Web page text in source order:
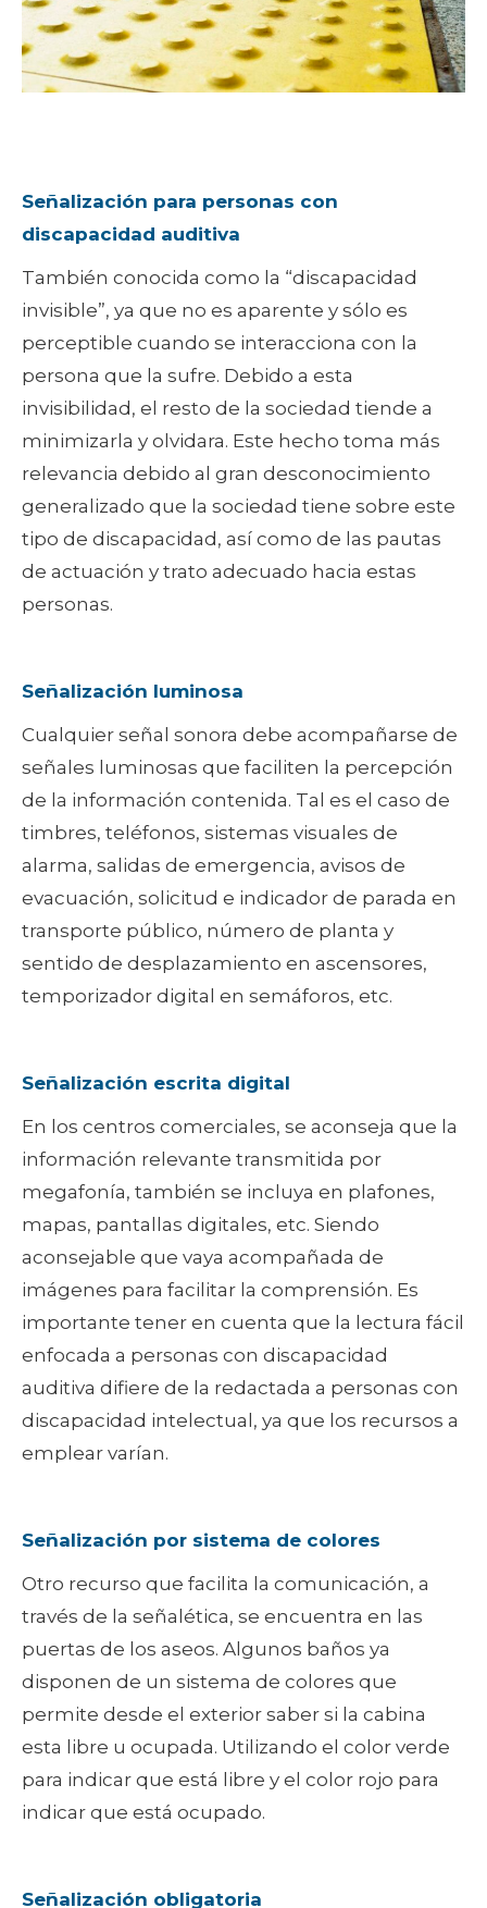
Señalización para personas con
discapacidad auditiva
También conocida como la “discapacidad
invisible”, ya que no es aparente y sólo es
perceptible cuando se interacciona con la
persona que la sufre. Debido a esta
invisibilidad, el resto de la sociedad tiende a
minimizarla y olvidara. Este hecho toma más
relevancia debido al gran desconocimiento
generalizado que la sociedad tiene sobre este
tipo de discapacidad, así como de las pautas
de actuación y trato adecuado hacia estas
personas.
Señalización luminosa
Cualquier señal sonora debe acompañarse de
señales luminosas que faciliten la percepción
de la información contenida. Tal es el caso de
timbres, teléfonos, sistemas visuales de
alarma, salidas de emergencia, avisos de
evacuación, solicitud e indicador de parada en
transporte público, número de planta y
sentido de desplazamiento en ascensores,
temporizador digital en semáforos, etc.
Señalización escrita digital
En los centros comerciales, se aconseja que la
información relevante transmitida por
megafonía, también se incluya en plafones,
mapas, pantallas digitales, etc. Siendo
aconsejable que vaya acompañada de
imágenes para facilitar la comprensión. Es
importante tener en cuenta que la lectura fácil
enfocada a personas con discapacidad
auditiva difiere de la redactada a personas con
discapacidad intelectual, ya que los recursos a
emplear varían.
Señalización por sistema de colores
Otro recurso que facilita la comunicación, a
través de la señalética, se encuentra en las
puertas de los aseos. Algunos baños ya
disponen de un sistema de colores que
permite desde el exterior saber si la cabina
esta libre u ocupada. Utilizando el color verde
para indicar que está libre y el color rojo para
indicar que está ocupado.
Señalización obligatoria